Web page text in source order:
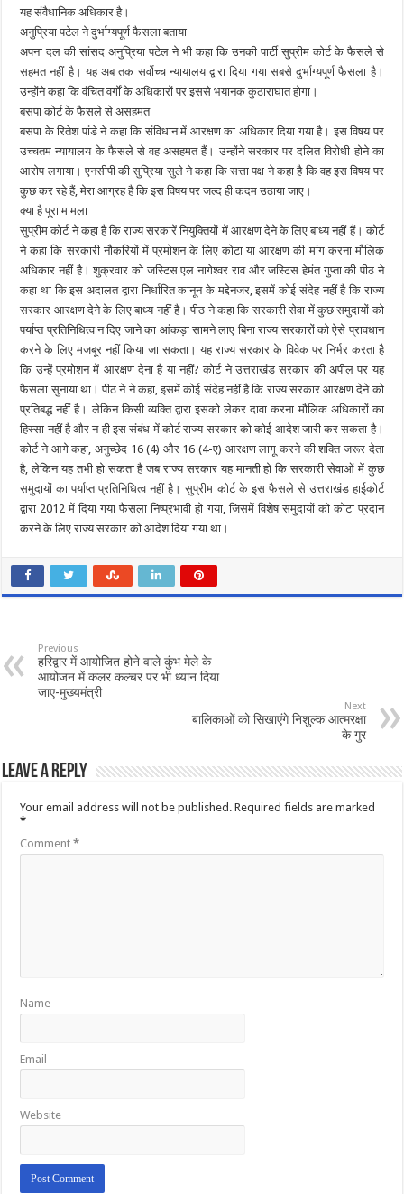
यह संवैधानिक अधिकार है।
अनुप्रिया पटेल ने दुर्भाग्यपूर्ण फैसला बताया
अपना दल की सांसद अनुप्रिया पटेल ने भी कहा कि उनकी पार्टी सुप्रीम कोर्ट के फैसले से
सहमत नहीं है। यह अब तक सर्वोच्च न्यायालय द्वारा दिया गया सबसे दुर्भाग्यपूर्ण फैसला है।
उन्होंने कहा कि वंचित वर्गों के अधिकारों पर इससे भयानक कुठाराघात होगा।
बसपा कोर्ट के फैसले से असहमत
बसपा के रितेश पांडे ने कहा कि संविधान में आरक्षण का अधिकार दिया गया है। इस विषय पर
उच्चतम न्यायालय के फैसले से वह असहमत हैं। उन्होंने सरकार पर दलित विरोधी होने का
आरोप लगाया। एनसीपी की सुप्रिया सुले ने कहा कि सत्ता पक्ष ने कहा है कि वह इस विषय पर
कुछ कर रहे हैं, मेरा आग्रह है कि इस विषय पर जल्द ही कदम उठाया जाए।
क्या है पूरा मामला
सुप्रीम कोर्ट ने कहा है कि राज्य सरकारें नियुक्तियों में आरक्षण देने के लिए बाध्य नहीं हैं। कोर्ट
ने कहा कि सरकारी नौकरियों में प्रमोशन के लिए कोटा या आरक्षण की मांग करना मौलिक
अधिकार नहीं है। शुक्रवार को जस्टिस एल नागेश्वर राव और जस्टिस हेमंत गुप्ता की पीठ ने
कहा था कि इस अदालत द्वारा निर्धारित कानून के मद्देनजर, इसमें कोई संदेह नहीं है कि राज्य
सरकार आरक्षण देने के लिए बाध्य नहीं है। पीठ ने कहा कि सरकारी सेवा में कुछ समुदायों को
पर्याप्त प्रतिनिधित्व न दिए जाने का आंकड़ा सामने लाए बिना राज्य सरकारों को ऐसे प्रावधान
करने के लिए मजबूर नहीं किया जा सकता। यह राज्य सरकार के विवेक पर निर्भर करता है
कि उन्हें प्रमोशन में आरक्षण देना है या नहीं? कोर्ट ने उत्तराखंड सरकार की अपील पर यह
फैसला सुनाया था। पीठ ने ने कहा, इसमें कोई संदेह नहीं है कि राज्य सरकार आरक्षण देने को
प्रतिबद्ध नहीं है। लेकिन किसी व्यक्ति द्वारा इसको लेकर दावा करना मौलिक अधिकारों का
हिस्सा नहीं है और न ही इस संबंध में कोर्ट राज्य सरकार को कोई आदेश जारी कर सकता है।
कोर्ट ने आगे कहा, अनुच्छेद 16 (4) और 16 (4-ए) आरक्षण लागू करने की शक्ति जरूर देता
है, लेकिन यह तभी हो सकता है जब राज्य सरकार यह मानती हो कि सरकारी सेवाओं में कुछ
समुदायों का पर्याप्त प्रतिनिधित्व नहीं है। सुप्रीम कोर्ट के इस फैसले से उत्तराखंड हाईकोर्ट
द्वारा 2012 में दिया गया फैसला निष्प्रभावी हो गया, जिसमें विशेष समुदायों को कोटा प्रदान
करने के लिए राज्य सरकार को आदेश दिया गया था।
Previous
हरिद्वार में आयोजित होने वाले कुंभ मेले के
आयोजन में कलर कल्चर पर भी ध्यान दिया
जाए-मुख्यमंत्री
Next
बालिकाओं को सिखाएंगे निशुल्क आत्मरक्षा
के गुर
Leave a Reply
Your email address will not be published. Required fields are marked
*
Comment*
Name
Email
Website